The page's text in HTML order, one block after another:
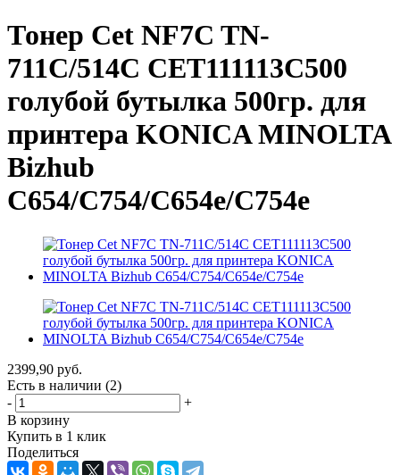
Тонер Cet NF7C TN-
711C/514C CET111113C500
голубой бутылка 500гр. для
принтера KONICA MINOLTA
Bizhub
C654/C754/C654e/C754e
2399,90 руб.
Есть в наличии (2)
-
+
В корзину
Купить в 1 клик
Поделиться